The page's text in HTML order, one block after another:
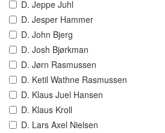
D. Jeppe Juhl
D. Jesper Hammer
D. John Bjerg
D. Josh Bjørkman
D. Jørn Rasmussen
D. Ketil Wathne Rasmussen
D. Klaus Juel Hansen
D. Klaus Kroll
D. Lars Axel Nielsen